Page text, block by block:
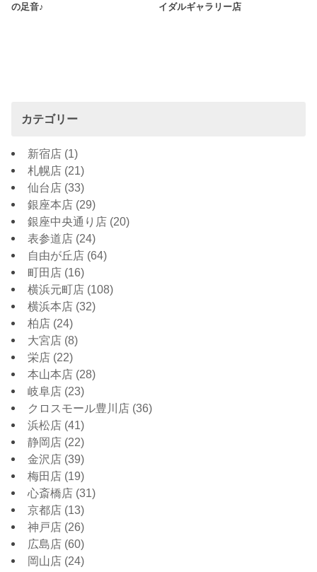
の足音♪
イダルギャラリー店
カテゴリー
新宿店 (1)
札幌店 (21)
仙台店 (33)
銀座本店 (29)
銀座中央通り店 (20)
表参道店 (24)
自由が丘店 (64)
町田店 (16)
横浜元町店 (108)
横浜本店 (32)
柏店 (24)
大宮店 (8)
栄店 (22)
本山本店 (28)
岐阜店 (23)
クロスモール豊川店 (36)
浜松店 (41)
静岡店 (22)
金沢店 (39)
梅田店 (19)
心斎橋店 (31)
京都店 (13)
神戸店 (26)
広島店 (60)
岡山店 (24)